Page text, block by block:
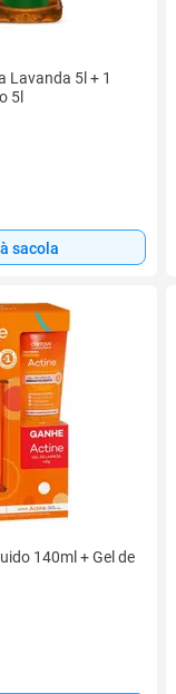
Lavanda 5l + 1
5l
sacola
140ml + Gel de